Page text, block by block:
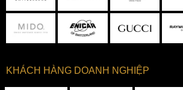
KHÁCH HÀNG DOANH NGHIỆP